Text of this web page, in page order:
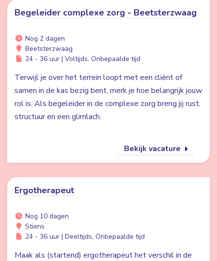
Begeleider complexe zorg - Beetsterzwaag
Nog 2 dagen
Beetsterzwaag
24 - 36 uur | Voltijds, Onbepaalde tijd
Terwijl je over het terrein loopt met een cliënt of
samen in de kas bezig bent, merk je hoe belangrijk jouw
rol is. Als begeleider in de complexe zorg breng jij rust,
structuur en een glimlach.
Bekijk vacature
Ergotherapeut
Nog 10 dagen
Stiens
24 - 36 uur | Deeltijds, Onbepaalde tijd
Maak als (startend) ergotherapeut het verschil in de